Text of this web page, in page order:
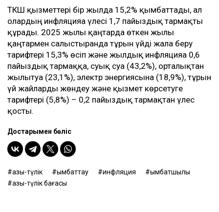
ТКШ қызметтері бір жылда 15,2% қымбаттады, ал
олардың инфляцияға үлесі 1,7 пайыздық тармақты
құрады. 2025 жылғы қаңтарда өткен жылы
қаңтармен салыстырғанда тұрғын үйді жалға беру
тарифтері 15,3% өсіп және жылдық инфляцияға 0,6
пайыздық тармаққа, суық суға (43,2%), орталықтан
жылытуға (23,1%), электр энергиясына (18,9%), тұрғын
үй жайларды жөндеу және қызмет көрсетуге
тарифтері (5,8%) – 0,2 пайыздық тармақтан үлес
қосты.
Достарыңмен бөліс
азық-түлік қымбаттау инфляция
қымбатшылық
азық-түлік бағасы